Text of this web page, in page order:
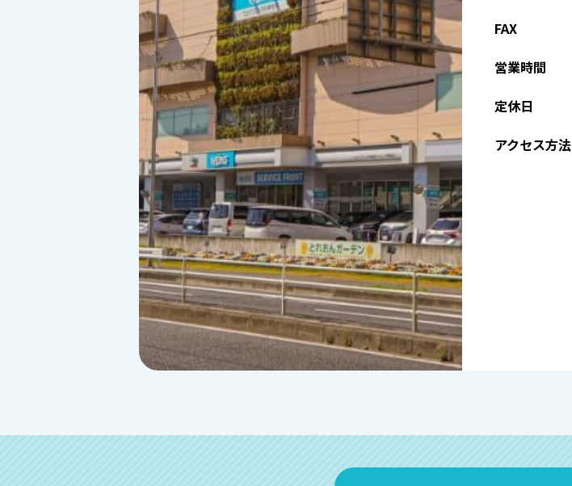
FAX
営業時間
定休日
アクセス方法